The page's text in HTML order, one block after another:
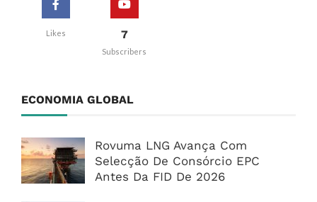
Likes 7
Subscribers
ECONOMIA GLOBAL
Rovuma LNG Avança Com
Selecção De Consórcio EPC
Antes Da FID De 2026